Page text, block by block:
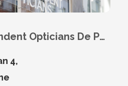
iO. Independent Opticians De Panne
4,